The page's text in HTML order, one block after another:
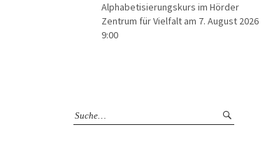
Alphabetisierungskurs im Hörder
Zentrum für Vielfalt am 7. August 2026
9:00